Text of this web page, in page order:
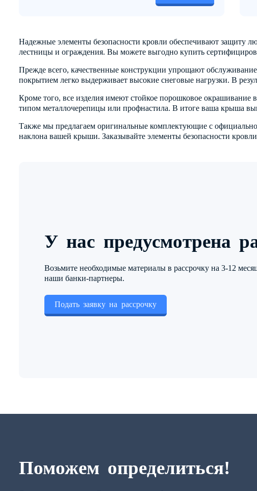
Надежные элементы безопасности кровли обеспечивают защиту
лестницы и ограждения. Вы можете выгодно купить
Прежде всего, качественные конструкции упрощают
покрытием легко выдерживает высокие снеговые нагрузки. В
Кроме того, все изделия имеют стойкое порошковое
типом металлочерепицы или профнастила. В итоге ваша крыша
Также мы предлагаем оригинальные комплектующие с
наклона вашей крыши. Заказывайте элементы безопасности
У нас предусмотрена
Возьмите необходимые материалы в рассрочку на 3-12
наши банки-партнеры.
Подать заявку на рассрочку
Поможем определиться!